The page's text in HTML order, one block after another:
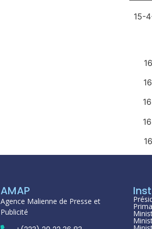
AMAP
Agence Malienne de Presse et
Publicité